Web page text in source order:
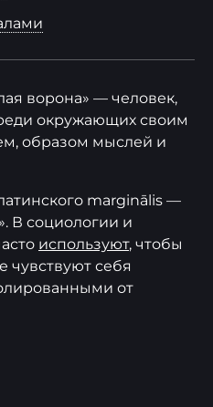
ворона» — человек,
окружающих своим
образом мыслей и
marginālis —
В социологии и
используют, чтобы
чувствуют себя
от